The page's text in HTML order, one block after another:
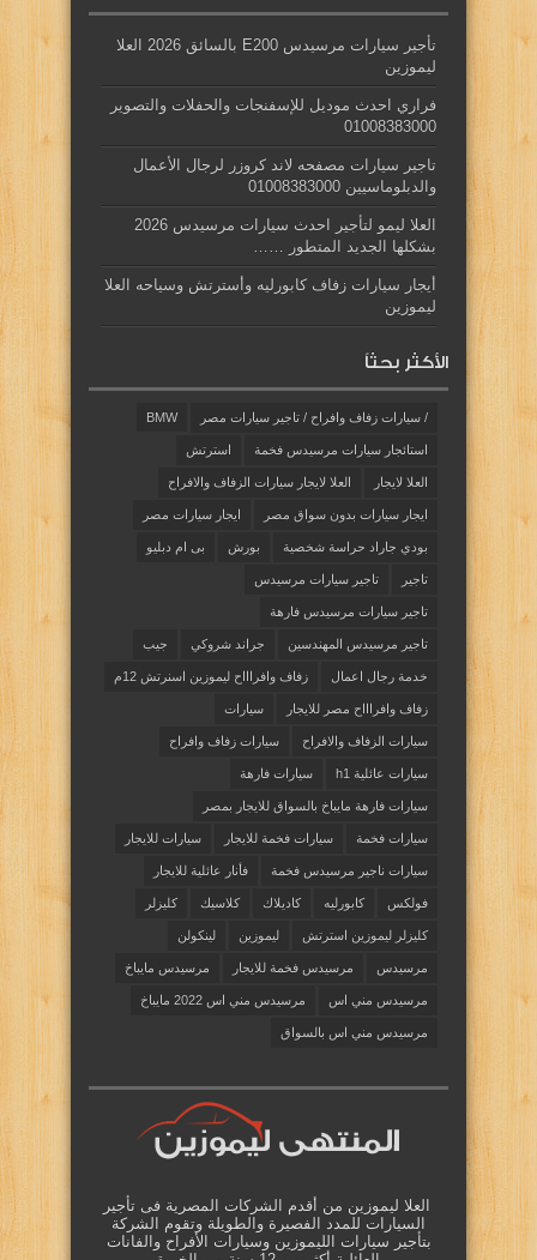
تأجير سيارات مرسيدس E200 بالسائق 2026 العلا
ليموزين
فراري احدث موديل للإسفنجات والحفلات والتصوير
01008383000
تاجير سيارات مصفحه لاند كروزر لرجال الأعمال
والدبلوماسيين 01008383000
العلا ليمو لتأجير احدث سيارات مرسيدس 2026
بشكلها الجديد المتطور ……
أيجار سيارات زفاف كابورليه وأسترتش وسياحه العلا
ليموزين
الأكثر بحثاً
/ سيارات زفاف وافراح / تاجير سيارات مصر BMW
استائجار سيارات مرسيدس فخمة استرتش
العلا لايجار العلا لايجار سيارات الزفاف والافراح
ايجار سيارات بدون سواق مصر ايجار سيارات مصر
بودي جاراد حراسة شخصية بورش بى ام دبليو
تاجير تاجير سيارات مرسيدس
تاجير سيارات مرسيدس فارهة
تاجير مرسيدس المهندسين جراند شروكي جيب
خدمة رجال اعمال زفاف وافراااح ليموزين اسنرتش 12م
زفاف وافراااح مصر للايجار سيارات
سيارات الزفاف والافراح سيارات زفاف وافراح
سيارات عائلية h1 سيارات فارهة
سيارات فارهة مايباخ بالسواق للايجار بمصر
سيارات فخمة سيارات فخمة للايجار سيارات للايجار
سيارات ناجير مرسيدس فخمة فأنار عائلية للايجار
فولكس كابورليه كاديلاك كلاسيك كليزلر
كليزلر ليموزين استرتش ليموزين لينكولن
مرسيدس مرسيدس فخمة للايجار مرسيدس مايباخ
مرسيدس مني اس مرسيدس مني اس 2022 مايباخ
مرسيدس مني اس بالسواق
العلا ليموزين من أقدم الشركات المصرية فى تأجير
السيارات للمدد الفصيرة والطويلة وتقوم الشركة
بتأجير سيارات الليموزين وسيارات الأفراح والفانات